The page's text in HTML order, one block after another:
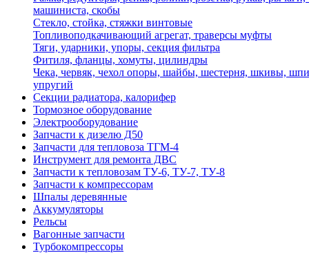
машиниста, скобы
Стекло, стойка, стяжки винтовые
Топливоподкачивающий агрегат, траверсы муфты
Тяги, ударники, упоры, секция фильтра
Фитиля, фланцы, хомуты, цилиндры
Чека, червяк, чехол опоры, шайбы, шестерня, шкивы,
упругий
Секции радиатора, калорифер
Тормозное оборудование
Электрооборудование
Запчасти к дизелю Д50
Запчасти для тепловоза ТГМ-4
Инструмент для ремонта ДВС
Запчасти к тепловозам ТУ-6, ТУ-7, ТУ-8
Запчасти к компрессорам
Шпалы деревянные
Аккумуляторы
Рельсы
Вагонные запчасти
Турбокомпрессоры